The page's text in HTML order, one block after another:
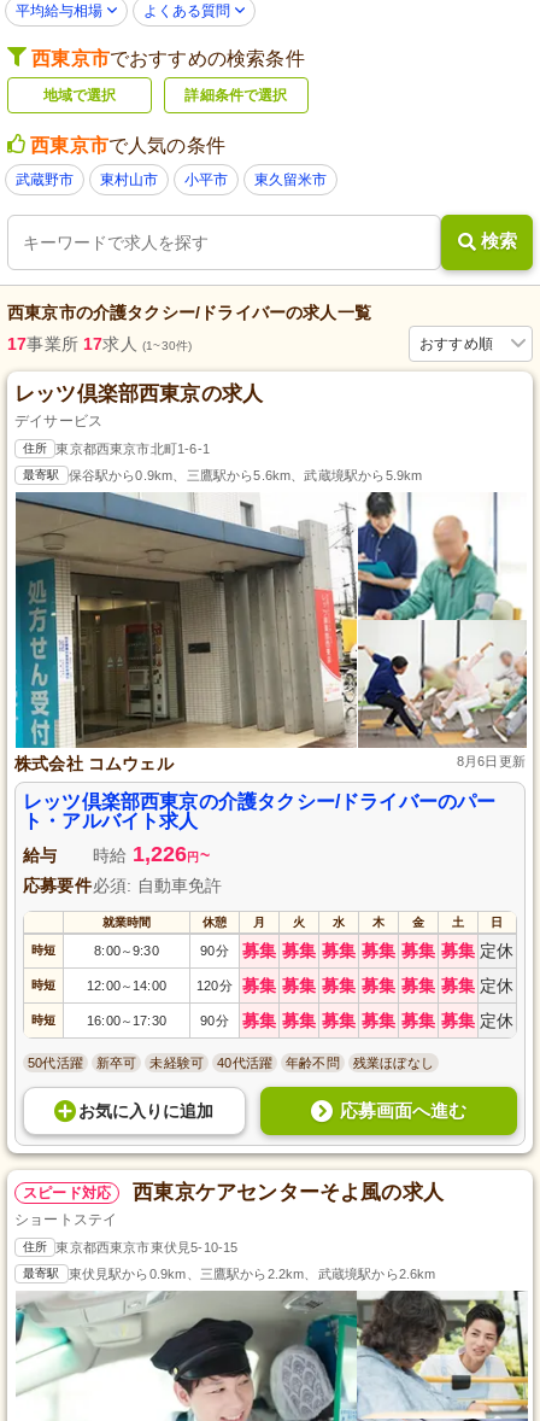
平均給与相場 よくある質問
西東京市でおすすめの検索条件
地域で選択 詳細条件で選択
西東京市で人気の条件
武蔵野市 東村山市 小平市 東久留米市
検索
西東京市の介護タクシー/ドライバーの求人一覧
おすすめ順
17事業所 17求人 (1~30件)
レッツ倶楽部西東京の求人
デイサービス
住所 東京都西東京市北町1-6-1
最寄駅 保谷駅から0.9km、三鷹駅から5.6km、武蔵境駅から5.9km
株式会社 コムウェル 8月6日更新
レッツ倶楽部西東京の介護タクシー/ドライバーのパー
ト・アルバイト求人
給与 時給 1,226円 ~
応募要件必須: 自動車免許
就業時間 休憩 月 火 水 木 金 土 日
時短 8:00～9:30 90分 募集 募集 募集 募集 募集 募集 定休
時短 12:00～ 14:00 120分 募集 募集 募集 募集 募集 募集 定休
時短 16:00～ 17:30 90分 募集 募集 募集 募集 募集 募集 定休
50代活躍 新卒可 未経験可 40代活躍 年齢不問 残業ほぼなし
お気に入り に追加 応募画面へ進む
スピード対応 西東京ケアセンターそよ風の求人
ショートステイ
住所 東京都西東京市東伏見5-10-15
最寄駅 東伏見駅から0.9km、三鷹駅から2.2km、武蔵境駅から2.6km